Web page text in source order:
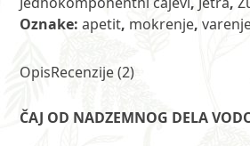
80
g
količina
Oznake:apetit, mokrenje,
OpisRecenzije (2)
ČAJ OD NADZEMNOG DELA